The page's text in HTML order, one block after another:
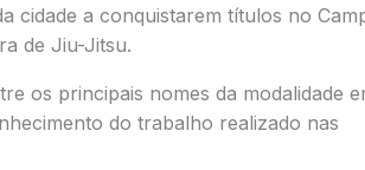
cidade a conquistarem títulos no
de Jiu-Jitsu.
os principais nomes da modalidade
do trabalho realizado nas